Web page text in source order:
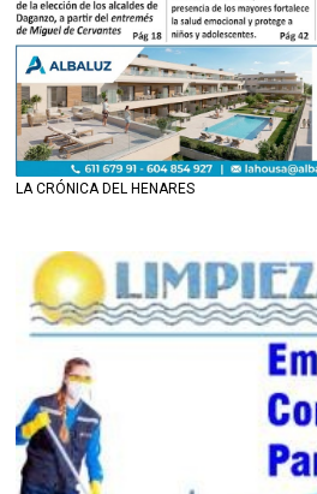
LA CRÓNICA DEL HENARES